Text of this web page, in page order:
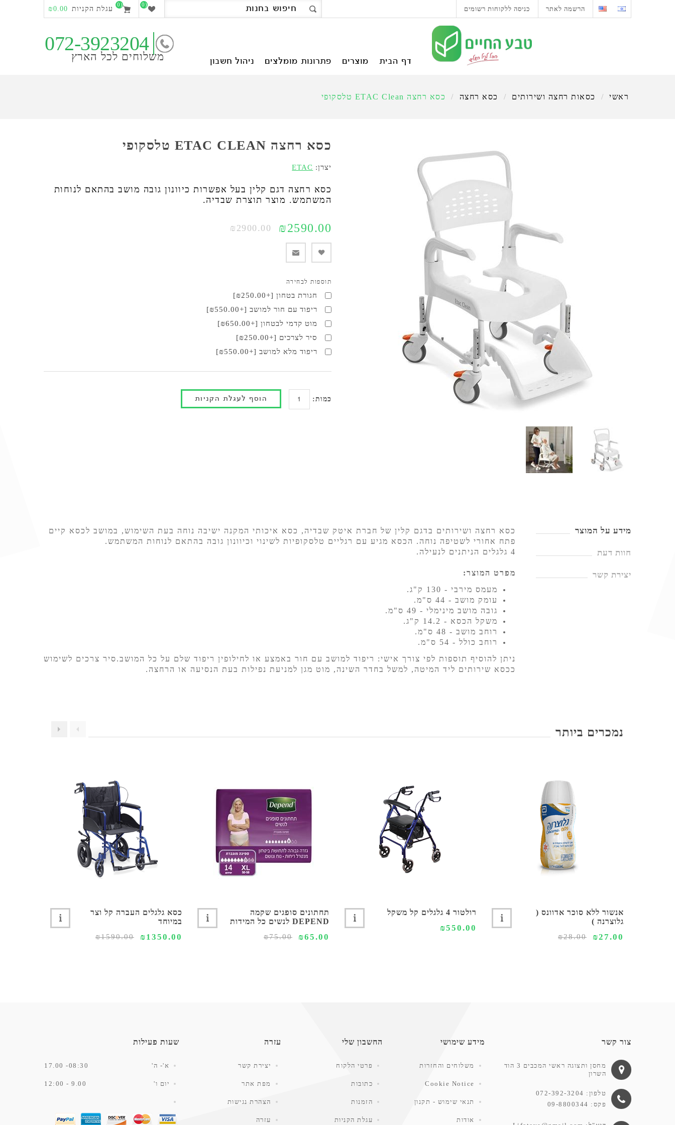
הרשמה לאתר כניסה ללקוחות רשומים
(0)
(0)
עגלת הקניות ₪0.00
דף הבית מוצרים פתרונות מומלצים ניהול חשבון
072-3923204
משלוחים לכל הארץ
ראשי / כסאות רחצה ושירותים / כסא רחצה / כסא רחצה ETAC Clean טלסקופי
כסא רחצה ETAC CLEAN טלסקופי
יצרן: ETAC
כסא רחצה דגם קלין בעל אפשרות כיוונון גובה מושב בהתאם לנוחות
המשתמש. מוצר תוצרת שבדיה.
₪2590.00
₪2900.00
תוספות לבחירה
חגורת בטחון [+₪250.00]
ריפוד עם חור למושב [+₪550.00]
מוט קדמי לבטחון [+₪650.00]
סיר לצרכים [+₪250.00]
ריפוד מלא למושב [+₪550.00]
כמות:
מידע על המוצר
חוות דעת
יצירת קשר
כסא רחצה ושירותים בדגם קלין של חברת איטק שבדיה, כסא איכותי המקנה ישיבה נוחה בעת השימוש, במושב לכסא קיים
פתח אחורי לשטיפה נוחה. הכסא מגיע עם רגליים טלסקופיות לשינוי וכיוונון גובה בהתאם לנוחות המשתמש.
4 גלגלים הניתנים לנעילה.
מפרט המוצר:
מעמס מירבי - 130 ק"ג.
עומק מושב - 44 ס"מ.
גובה מושב מינימלי - 49 ס"מ.
משקל הכסא - 14.2 ק"ג.
רוחב מושב - 48 ס"מ.
רוחב כולל - 54 ס"מ.
ניתן להוסיף תוספות לפי צורך אישי: ריפוד למושב עם חור באמצע או לחילופין ריפוד שלם על כל המושב.סיר צרכים לשימוש
ככסא שירותים ליד המיטה, למשל בחדר השינה, מוט מגן למניעת נפילות בעת הנסיעה או הרחצה.
נמכרים ביותר
אנשור ללא סוכר אדוונס (
גלוצרנה )
₪27.00
₪28.00
רולטור 4 גלגלים קל משקל
₪550.00
תחתונים סופגים שקמה
DEPEND לנשים כל המידות
₪65.00
₪75.00
כסא גלגלים העברה קל וצר
במיוחד
₪1350.00
₪1590.00
צור קשר
מחסן ותצוגה ראשי המכבים 3 הוד
השרון
טלפון: 072-392-3204
פקס: 09-8800344
מידע שימושי
משלוחים והחזרות
Cookie Notice
תנאי שימוש - תקנון
אודות
החשבון שלי
פרטי הלקוח
כתובות
הזמנות
עגלת הקניות
עזרה
יצירת קשר
מפת אתר
הצהרת נגישות
עזרה
שעות פעילות
א'- ה' 08:30- 17.00
יום ו' 9.00 - 12:00